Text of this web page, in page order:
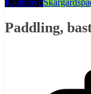
Klubbnytt
Paddling,